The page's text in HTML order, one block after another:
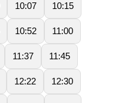
10:07 10:15
10:52 11:00
11:37 11:45
12:22 12:30